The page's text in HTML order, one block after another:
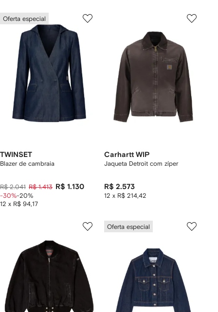
Oferta especial
TWINSET
Blazer de cambraia
R$ 2.041 R$ 1.413 R$ 1.130
12 x R$ 94,17
-30%-20%
Carhartt WIP
Jaqueta Detroit com zíper
R$ 2.573
12 x R$ 214,42
Oferta especial